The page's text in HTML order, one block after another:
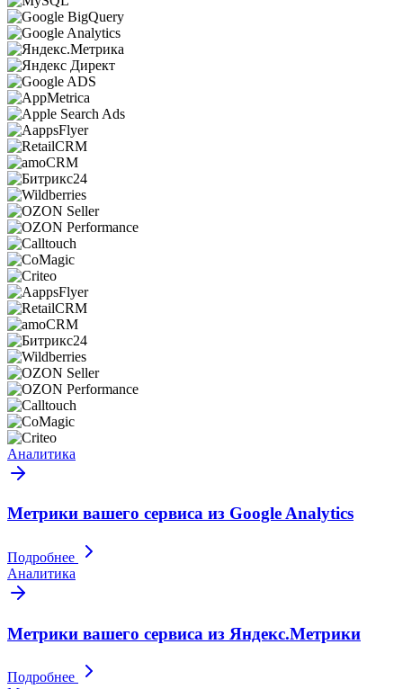
Аналитика
Метрики вашего сервиса из Google Analytics
Подробнее
Аналитика
Метрики вашего сервиса из Яндекс.Метрики
Подробнее